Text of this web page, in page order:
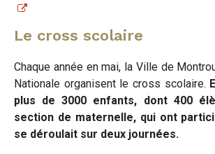
Le cross scolaire
Chaque année en mai, la Ville de
Nationale organisent le cross scolaire.
plus de 3000 enfants, dont 400
section de maternelle, qui ont
se déroulait sur deux journées.